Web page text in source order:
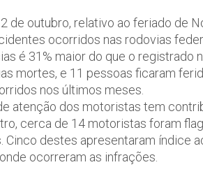
de outubro, relativo ao feriado de
ocorridos nas rodovias
é 31% maior do que o registrado
mortes, e 11 pessoas ficaram
nos últimos meses.
atenção dos motoristas tem
cerca de 14 motoristas foram
Cinco destes apresentaram índice
ocorreram as infrações.